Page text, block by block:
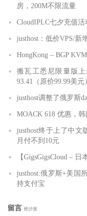
房，200M不限流量
CloudIPLC七夕充值活
justhost：低价VPS/新
HongKong – BGP
搬瓦工悉尼限量版上
93.41（原价99.99美元
justhost调整了俄罗斯
MOACK 618 优惠，
justhost终于上了中文
月付不到10元
【GigsGigsCloud – 日
justhost:俄罗斯+美国
持支付宝
留言 抢沙发